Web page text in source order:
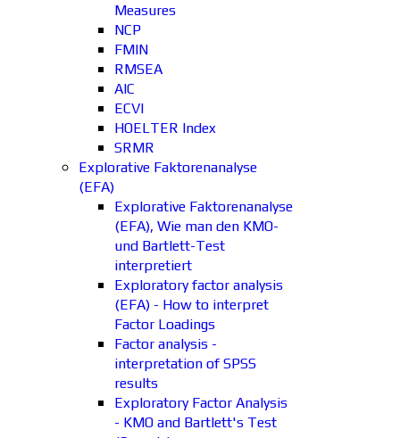
Measures
NCP
FMIN
RMSEA
AIC
ECVI
HOELTER Index
SRMR
Explorative Faktorenanalyse
(EFA)
Explorative Faktorenanalyse
(EFA), Wie man den KMO-
und Bartlett-Test
interpretiert
Exploratory factor analysis
(EFA) - How to interpret
Factor Loadings
Factor analysis -
interpretation of SPSS
results
Exploratory Factor Analysis
- KMO and Bartlett's Test